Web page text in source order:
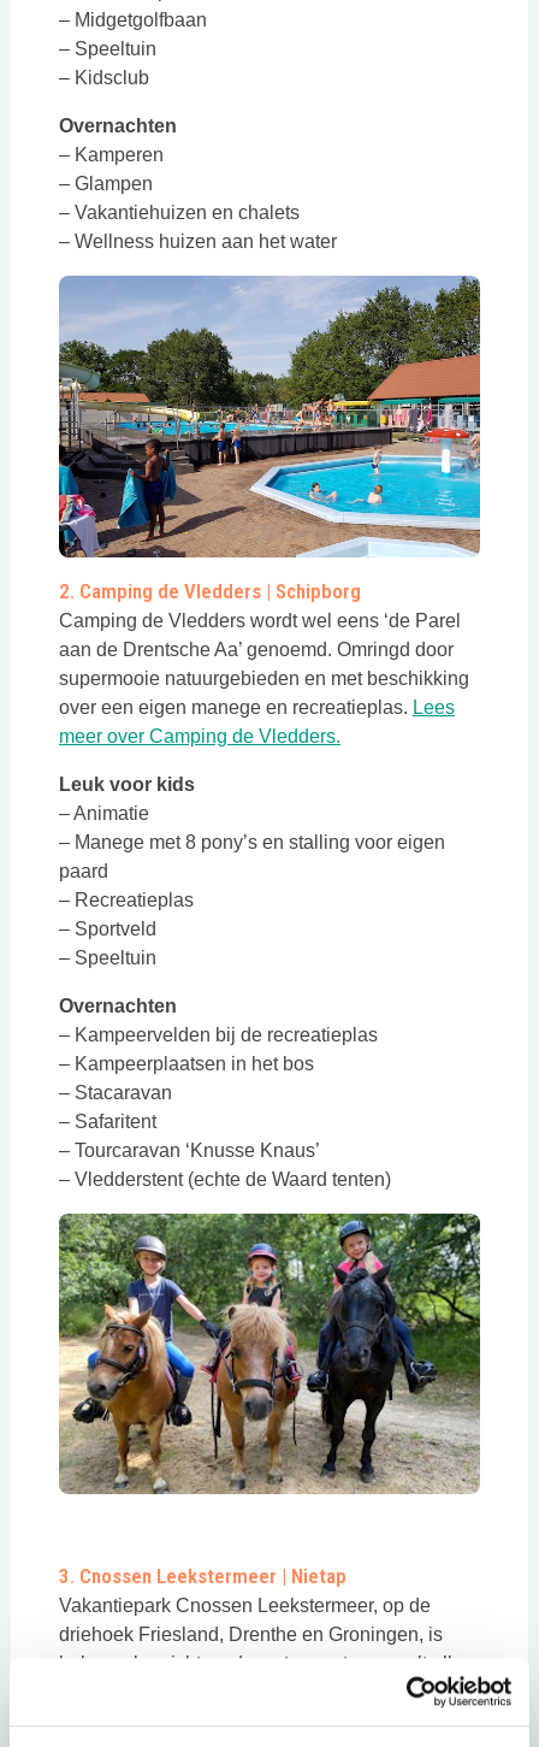
– Midgetgolfbaan
– Speeltuin
– Kidsclub
Overnachten
– Kamperen
– Glampen
– Vakantiehuizen en chalets
– Wellness huizen aan het water
2. Camping de Vledders | Schipborg
Camping de Vledders wordt wel eens ‘de Parel
aan de Drentsche Aa’ genoemd. Omringd door
supermooie natuurgebieden en met beschikking
over een eigen manege en recreatieplas. Lees
meer over Camping de Vledders.
Leuk voor kids
– Animatie
– Manege met 8 pony’s en stalling voor eigen
paard
– Recreatieplas
– Sportveld
– Speeltuin
Overnachten
– Kampeervelden bij de recreatieplas
– Kampeerplaatsen in het bos
– Stacaravan
– Safaritent
– Tourcaravan ‘Knusse Knaus’
– Vledderstent (echte de Waard tenten)
3. Cnossen Leekstermeer | Nietap
Vakantiepark Cnossen Leekstermeer, op de
driehoek Friesland, Drenthe en Groningen, is
helemaal gericht op de watersport en regelt alles
voor een onvergetelijke watersportervaring!Lees
meer over Cnossen Leekstermeer